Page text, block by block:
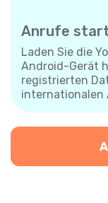
Anrufe
Laden Sie die
Android-Gerät
registrierten
internationalen